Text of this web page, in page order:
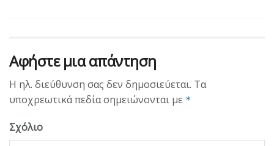
Αφήστε μια απάντηση
Η ηλ. διεύθυνση σας δεν δημοσιεύεται. Τα
υποχρεωτικά πεδία σημειώνονται με *
Σχόλιο